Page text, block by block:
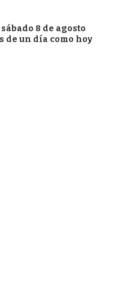
8 de agosto
de un día como hoy